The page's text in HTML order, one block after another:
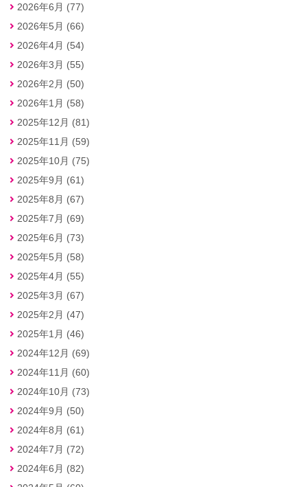
2026年6月 (77)
2026年5月 (66)
2026年4月 (54)
2026年3月 (55)
2026年2月 (50)
2026年1月 (58)
2025年12月 (81)
2025年11月 (59)
2025年10月 (75)
2025年9月 (61)
2025年8月 (67)
2025年7月 (69)
2025年6月 (73)
2025年5月 (58)
2025年4月 (55)
2025年3月 (67)
2025年2月 (47)
2025年1月 (46)
2024年12月 (69)
2024年11月 (60)
2024年10月 (73)
2024年9月 (50)
2024年8月 (61)
2024年7月 (72)
2024年6月 (82)